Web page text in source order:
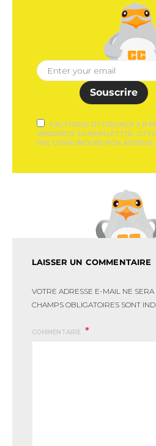
Souscrire
J'AUTORISE CITYCRUNCH À
VENDREDIS SA NEWSLETTER.
PAS COMMUNIQUER MON ADRESSE
LAISSER UN COMMENTAIRE
VOTRE ADRESSE E-MAIL NE
CHAMPS OBLIGATOIRES SONT
COMMENTAIRE